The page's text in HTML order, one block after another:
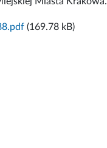
(169.78 kB)